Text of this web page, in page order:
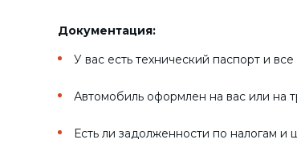
Документация:
У вас есть технический паспорт и
Автомобиль оформлен на вас или на
Есть ли задолженности по налогам и